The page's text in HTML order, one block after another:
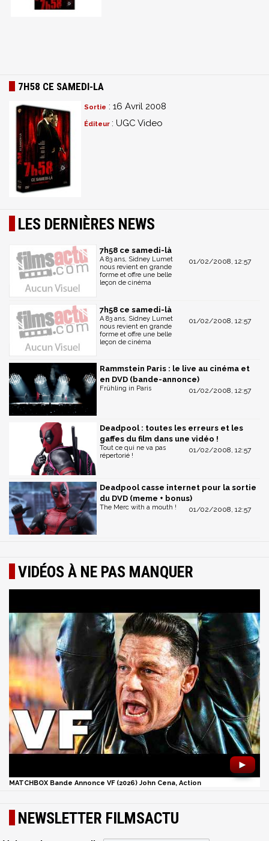
7H58 CE SAMEDI-LA
Sortie : 16 Avril 2008
Éditeur : UGC Video
LES DERNIÈRES NEWS
7h58 ce samedi-là
01/02/2008, 12:57
A 83 ans, Sidney Lumet
nous revient en grande
forme et offre une belle
leçon de cinéma
7h58 ce samedi-là
01/02/2008, 12:57
A 83 ans, Sidney Lumet
nous revient en grande
forme et offre une belle
leçon de cinéma
Rammstein Paris : le live au cinéma et
en DVD (bande-annonce)
01/02/2008, 12:57
Frühling in Paris
Deadpool : toutes les erreurs et les
gaffes du film dans une vidéo !
01/02/2008, 12:57
Tout ce qui ne va pas
répertorié !
Deadpool casse internet pour la sortie
du DVD (meme + bonus)
01/02/2008, 12:57
The Merc with a mouth !
VIDÉOS À NE PAS MANQUER
►
MATCHBOX Bande Annonce VF (2026) John Cena, Action
NEWSLETTER FILMSACTU